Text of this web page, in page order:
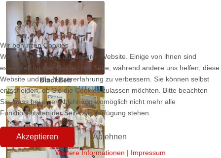
BlackBelt
Wir benutzen Cookies
Wir nutzen Cookies auf unserer Website. Einige von ihnen sind
essenziell für den Betrieb der Seite, während andere uns helfen, diese
Website und die Nutzererfahrung zu verbessern. Sie können selbst
entscheiden, ob Sie die Cookies zulassen möchten. Bitte beachten
Sie, dass bei einer Ablehnung womöglich nicht mehr alle
Funktionalitäten der Seite zur Verfügung stehen.
Akzeptieren Ablehnen
Weitere Informationen | Impressum